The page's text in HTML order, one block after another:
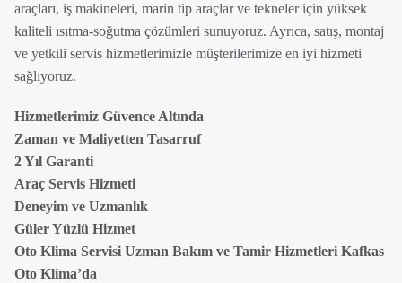
araçları, iş makineleri, marin tip araçlar ve tekneler için yüksek
kaliteli ısıtma-soğutma çözümleri sunuyoruz. Ayrıca, satış, montaj
ve yetkili servis hizmetlerimizle müşterilerimize en iyi hizmeti
sağlıyoruz.
Hizmetlerimiz Güvence Altında
Zaman ve Maliyetten Tasarruf
2 Yıl Garanti
Araç Servis Hizmeti
Deneyim ve Uzmanlık
Güler Yüzlü Hizmet
Oto Klima Servisi Uzman Bakım ve Tamir Hizmetleri Kafkas
Oto Klima’da